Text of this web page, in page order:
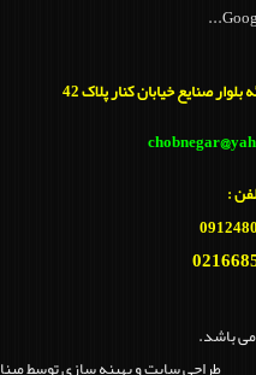
صنایع خیابان کنار پلاک 42
:
باشد.
طراحي سايت و بهينه سازي توسط مبنا